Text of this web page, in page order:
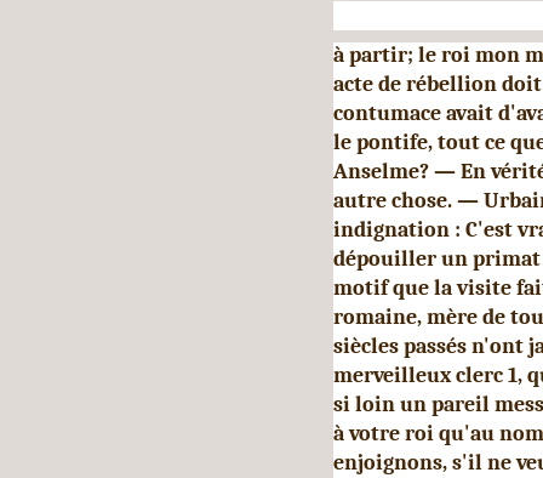
à partir; le roi mon
acte de rébellion
contumace avait
le pontife, tout ce
Anselme? — En
autre chose. —
indignation : C'est
dépouiller un primat
motif que la visite
romaine, mère de
siècles passés n'ont
merveilleux clerc 1,
si loin un pareil
à votre roi qu'au
enjoignons, s'il ne